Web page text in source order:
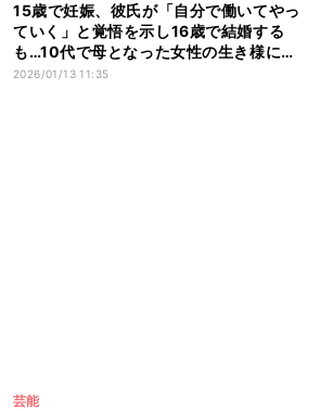
15歳で妊娠、彼氏が「自分で働いてやっ
ていく」と覚悟を示し16歳で結婚する
も…10代で母となった女性の生き様に榎
原依那も思わず号泣 『愛のハイエナ
2026/01/13 11:35
芸能